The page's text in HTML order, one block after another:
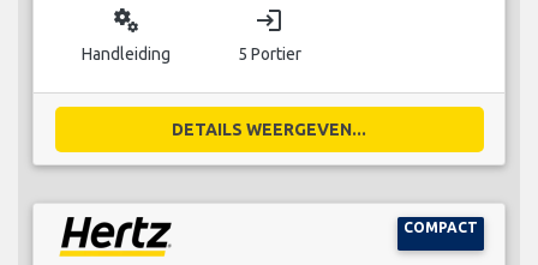
miscellaneous_services
Handleiding
login
5 Portier
DETAILS WEERGEVEN...
COMPACT